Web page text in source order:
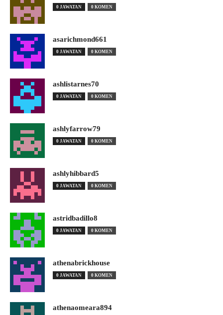
0 JAWATAN 0 KOMEN
asarichmond661
0 JAWATAN 0 KOMEN
ashlistarnes70
0 JAWATAN 0 KOMEN
ashlyfarrow79
0 JAWATAN 0 KOMEN
ashlyhibbard5
0 JAWATAN 0 KOMEN
astridbadillo8
0 JAWATAN 0 KOMEN
athenabrickhouse
0 JAWATAN 0 KOMEN
athenaomeara894